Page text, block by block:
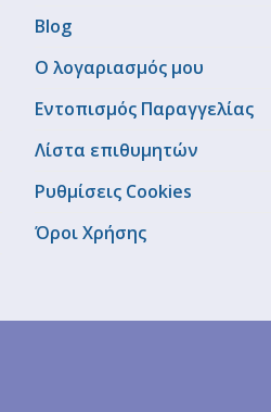
Blog
Ο λογαριασμός μου
Εντοπισμός Παραγγελίας
Λίστα επιθυμητών
Ρυθμίσεις Cookies
Όροι Χρήσης